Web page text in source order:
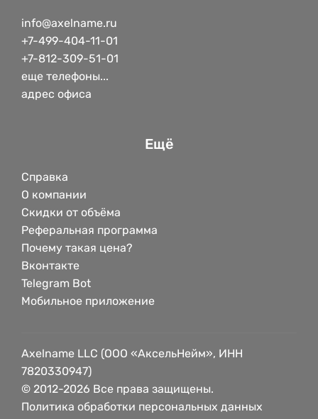
info@axelname.ru
+7-499-404-11-01
+7-812-309-51-01
еще телефоны...
адрес офиса
Ещё
Справка
О компании
Скидки от объёма
Реферальная программа
Почему такая цена?
Вконтакте
Telegram Bot
Мобильное приложение
Axelname LLC (ООО «АксельНейм», ИНН
7820330947)
© 2012-2026 Все права защищены.
Политика обработки персональных данных